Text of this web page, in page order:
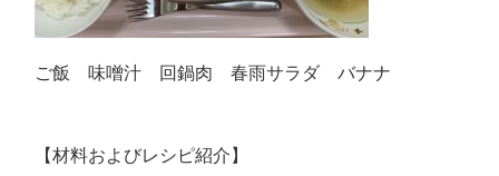
ご飯 味噌汁 回鍋肉 春雨サラダ バナナ
【材料およびレシピ紹介】